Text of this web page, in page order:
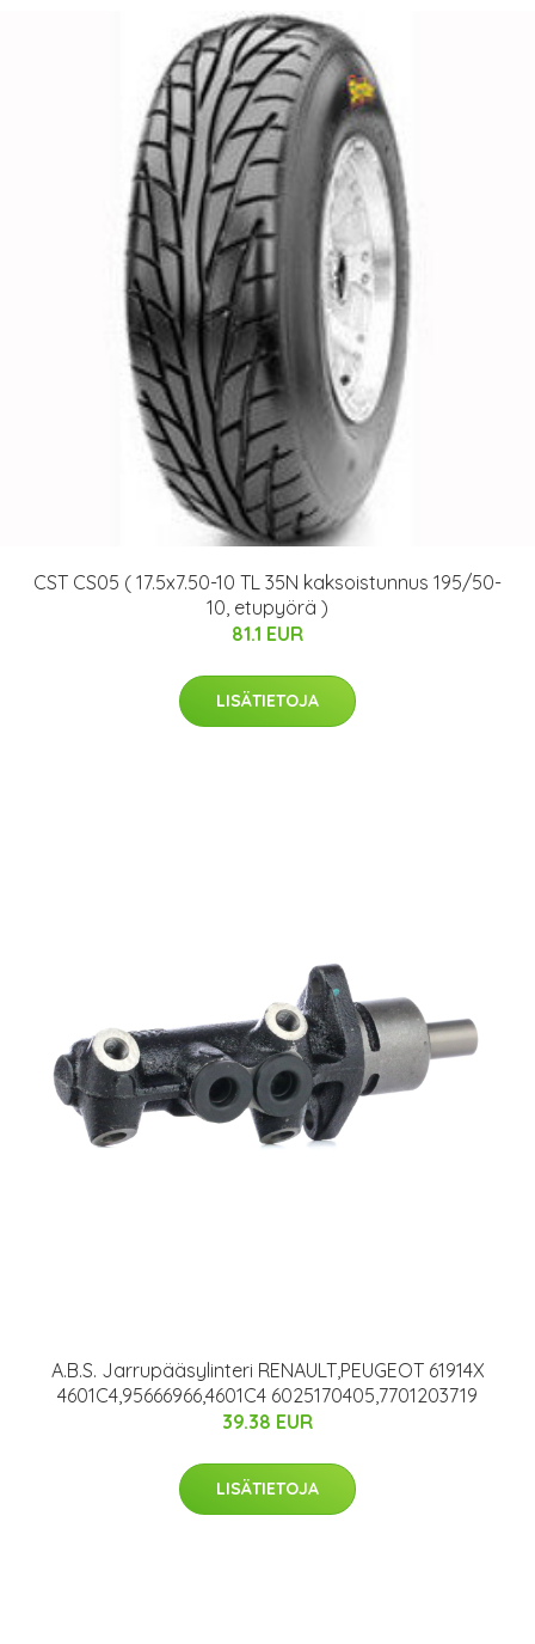
CST CS05 ( 17.5x7.50-10 TL 35N kaksoistunnus 195/50-
10, etupyörä )
81.1 EUR
LISÄTIETOJA
A.B.S. Jarrupääsylinteri RENAULT,PEUGEOT 61914X
4601C4,95666966,4601C4 6025170405,7701203719
39.38 EUR
LISÄTIETOJA